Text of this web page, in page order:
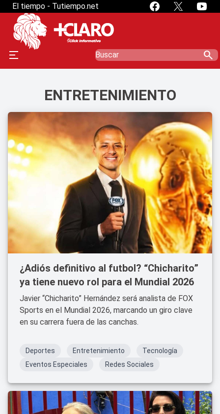
El tiempo - Tutiempo.net
search
ENTRETENIMIENTO
¿Adiós definitivo al futbol? “Chicharito”
ya tiene nuevo rol para el Mundial 2026
Javier “Chicharito” Hernández será analista de FOX
Sports en el Mundial 2026, marcando un giro clave
en su carrera fuera de las canchas.
Deportes Entretenimiento
Tecnología
Eventos Especiales
Redes Sociales